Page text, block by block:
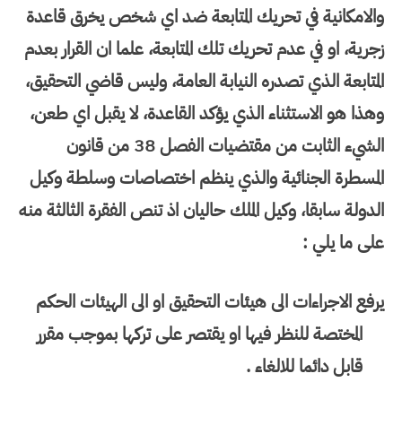
والامكانية في تحريك المتابعة ضد اي شخص يخرق قاعدة
زجرية، او في عدم تحريك تلك المتابعة، علما ان القرار بعدم
المتابعة الذي تصدره النيابة العامة، وليس قاضي التحقيق،
وهذا هو الاستثناء الذي يؤكد القاعدة، لا يقبل اي طعن،
الشيء الثابت من مقتضيات الفصل 38 من قانون
المسطرة الجنائية والذي ينظم اختصاصات وسلطة وكيل
الدولة سابقا، وكيل الملك حاليان اذ تنص الفقرة الثالثة منه
على ما يلي :
يرفع الاجراءات الى هيئات التحقيق او الى الهيئات الحكم
المختصة للنظر فيها او يقتصر على تركها بموجب مقرر
قابل دائما للالغاء .